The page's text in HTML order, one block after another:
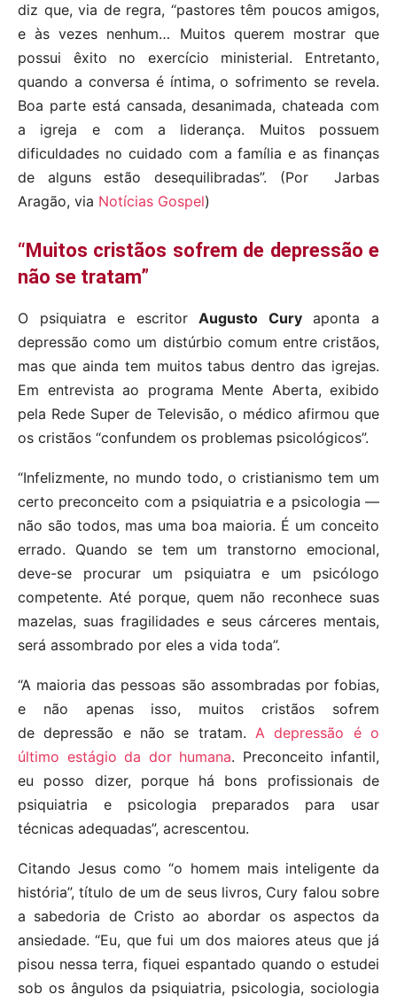
diz que, via de regra, “pastores têm poucos amigos,
e às vezes nenhum… Muitos querem mostrar que
possui êxito no exercício ministerial. Entretanto,
quando a conversa é íntima, o sofrimento se revela.
Boa parte está cansada, desanimada, chateada com
a igreja e com a liderança. Muitos possuem
dificuldades no cuidado com a família e as finanças
de alguns estão desequilibradas”. (Por Jarbas
Aragão, via Notícias Gospel)
“Muitos cristãos sofrem de depressão e
não se tratam”
O psiquiatra e escritorAugusto Curyaponta a
depressão como um distúrbio comum entre cristãos,
mas que ainda tem muitos tabus dentro das igrejas.
Em entrevista ao programa Mente Aberta, exibido
pela Rede Super de Televisão, o médico afirmou que
os cristãos “confundem os problemas psicológicos”.
“Infelizmente, no mundo todo, o cristianismo tem um
certo preconceito com a psiquiatria e a psicologia —
não são todos, mas uma boa maioria. É um conceito
errado. Quando se tem um transtorno emocional,
deve-se procurar um psiquiatra e um psicólogo
competente. Até porque, quem não reconhece suas
mazelas, suas fragilidades e seus cárceres mentais,
será assombrado por eles a vida toda”.
“A maioria das pessoas são assombradas por fobias,
e não apenas isso, muitos cristãos sofrem
de depressão e não se tratam. A depressão é o
último estágio da dor humana. Preconceito infantil,
eu posso dizer, porque há bons profissionais de
psiquiatria e psicologia preparados para usar
técnicas adequadas”, acrescentou.
Citando Jesus como “o homem mais inteligente da
história”, título de um de seus livros, Cury falou sobre
a sabedoria de Cristo ao abordar os aspectos da
ansiedade. “Eu, que fui um dos maiores ateus que já
pisou nessa terra, fiquei espantado quando o estudei
sob os ângulos da psiquiatria, psicologia, sociologia